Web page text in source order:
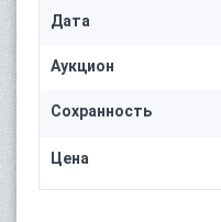
Дата
Аукцион
Сохранность
Цена